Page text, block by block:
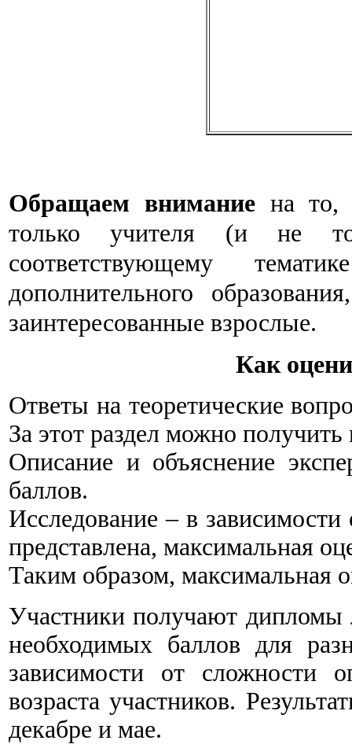
Обращаем вниманиена то,
только учителя (и не
соответствующему
дополнительного
заинтересованные взрослые.
Как
Ответы на теоретические
За этот раздел можно
Описание и объяснение
баллов.
Исследование – в
представлена, максимальная
Таким образом, максимальная
Участники получают дипломы
необходимых баллов для
зависимости от сложности
возраста участников.
декабре и мае.